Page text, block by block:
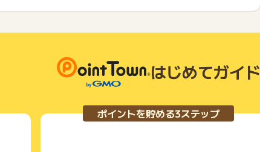
はじめてガイド
ポイントを貯める3ステップ